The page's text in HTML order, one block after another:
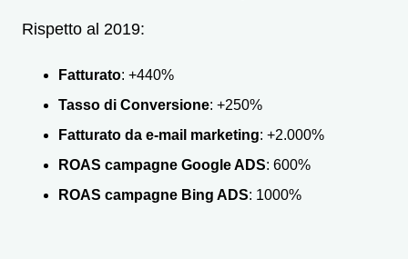
Rispetto al 2019:
Fatturato: +440%
Tasso di Conversione: +250%
Fatturato da e-mail marketing: +2.000%
ROAS campagne Google ADS: 600%
ROAS campagne Bing ADS: 1000%